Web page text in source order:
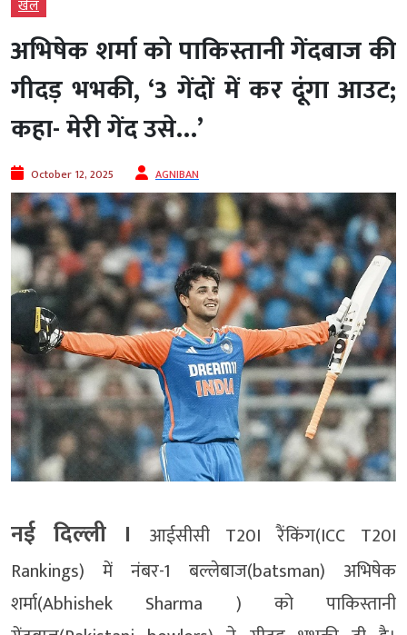
खेल
अभिषेक शर्मा को पाकिस्तानी गेंदबाज की
गीदड़ भभकी, ‘3 गेंदों में कर दूंगा आउट;
कहा- मेरी गेंद उसे…’
October 12, 2025 AGNIBAN
नई दिल्‍ली ।
आईसीसी T20I रैंकिंग(ICC T20I
Rankings) में नंबर-1 बल्लेबाज(batsman) अभिषेक
शर्मा(Abhishek Sharma ) को पाकिस्तानी